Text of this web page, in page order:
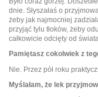
dnie. Słyszałaś o
żeby jak najmocniej
przyjąć tylu tłoków, żeby
całkowicie odcięty od
Pamiętasz cokolwiek z
Nie. Przez pół roku
Myślałam, że lek